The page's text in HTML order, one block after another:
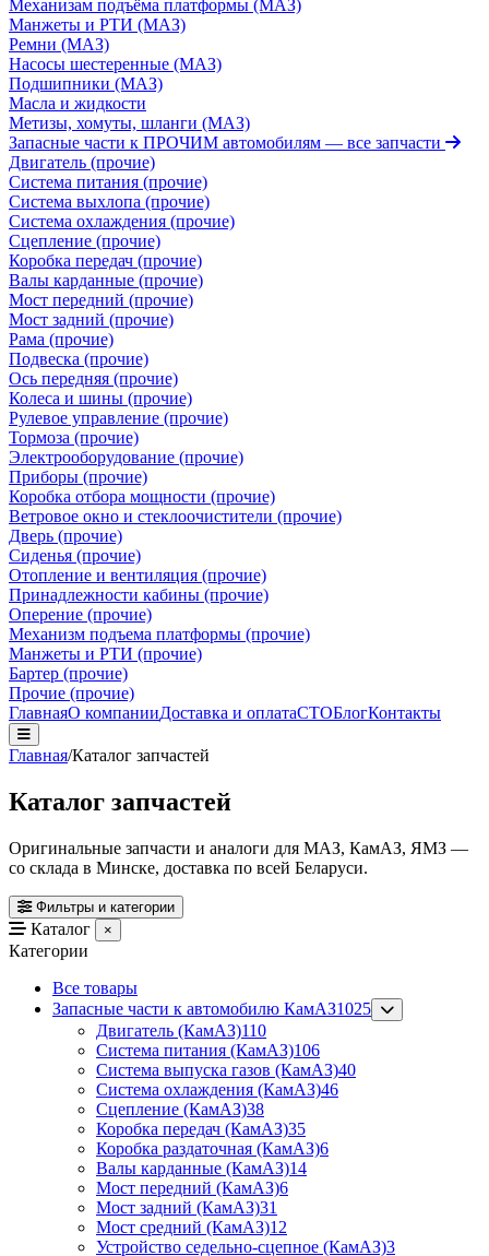
Механизам подъёма платформы (МАЗ)
Манжеты и РТИ (МАЗ)
Ремни (МАЗ)
Насосы шестеренные (МАЗ)
Подшипники (МАЗ)
Масла и жидкости
Метизы, хомуты, шланги (МАЗ)
Запасные части к ПРОЧИМ автомобилям — все запчасти
Двигатель (прочие)
Система питания (прочие)
Система выхлопа (прочие)
Система охлаждения (прочие)
Сцепление (прочие)
Коробка передач (прочие)
Валы карданные (прочие)
Мост передний (прочие)
Мост задний (прочие)
Рама (прочие)
Подвеска (прочие)
Ось передняя (прочие)
Колеса и шины (прочие)
Рулевое управление (прочие)
Тормоза (прочие)
Электрооборудование (прочие)
Приборы (прочие)
Коробка отбора мощности (прочие)
Ветровое окно и стеклоочистители (прочие)
Дверь (прочие)
Сиденья (прочие)
Отопление и вентиляция (прочие)
Принадлежности кабины (прочие)
Оперение (прочие)
Механизм подъема платформы (прочие)
Манжеты и РТИ (прочие)
Бартер (прочие)
Прочие (прочие)
ГлавнаяО компанииДоставка и оплатаСТОБлогКонтакты
Главная/Каталог запчастей
Каталог запчастей
Оригинальные запчасти и аналоги для МАЗ, КамАЗ, ЯМЗ —
со склада в Минске, доставка по всей Беларуси.
Фильтры и категории
Каталог ×
Категории
Все товары
Запасные части к автомобилю КамАЗ1025
Двигатель (КамАЗ)110
Система питания (КамАЗ)106
Система выпуска газов (КамАЗ)40
Система охлаждения (КамАЗ)46
Сцепление (КамАЗ)38
Коробка передач (КамАЗ)35
Коробка раздаточная (КамАЗ)6
Валы карданные (КамАЗ)14
Мост передний (КамАЗ)6
Мост задний (КамАЗ)31
Мост средний (КамАЗ)12
Устройство седельно-сцепное (КамАЗ)3